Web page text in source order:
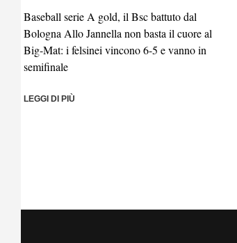
Baseball serie A gold, il Bsc battuto dal
Bologna Allo Jannella non basta il cuore al
Big-Mat: i felsinei vincono 6-5 e vanno in
semifinale
LEGGI DI PIÙ